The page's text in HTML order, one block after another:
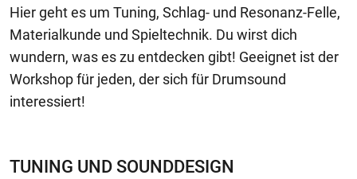
Hier geht es um Tuning, Schlag- und Resonanz-Felle,
Materialkunde und Spieltechnik. Du wirst dich
wundern, was es zu entdecken gibt! Geeignet ist der
Workshop für jeden, der sich für Drumsound
interessiert!
TUNING UND SOUNDDESIGN